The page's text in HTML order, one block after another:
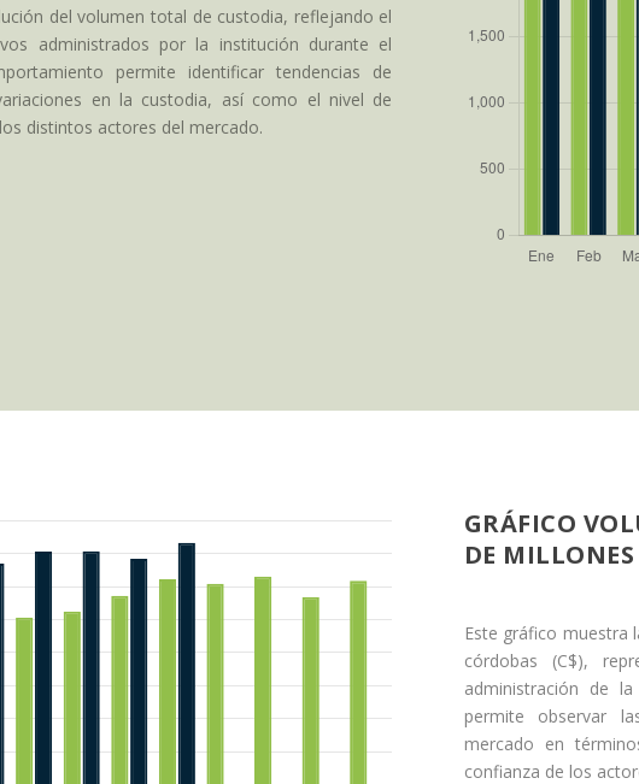
del volumen total de custodia, reflejando el
administrados por la institución durante el
permite identificar tendencias de
en la custodia, así como el nivel de
distintos actores del mercado.
GRÁFICO
DE
Este gráfico muestra
córdobas (C$),
administración de
permite observar
mercado en
confianza de los